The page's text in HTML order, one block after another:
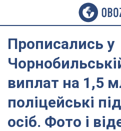
Прописались у
виплат на 1,5
поліцейські
осіб. Фото і